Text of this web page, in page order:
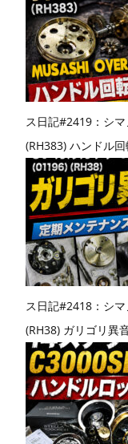
ス日記#2419：シ
(RH383) ハンドル
ス日記#2418：シ
(RH38) ガリゴリ異